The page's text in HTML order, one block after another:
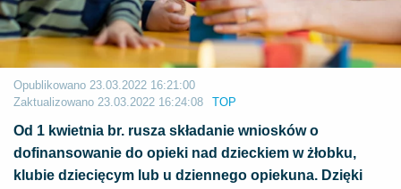
Opublikowano 23.03.2022 16:21:00
Zaktualizowano 23.03.2022 16:24:08 TOP
Od 1 kwietnia br. rusza składanie wniosków o
dofinansowanie do opieki nad dzieckiem w żłobku,
klubie dziecięcym lub u dziennego opiekuna. Dzięki